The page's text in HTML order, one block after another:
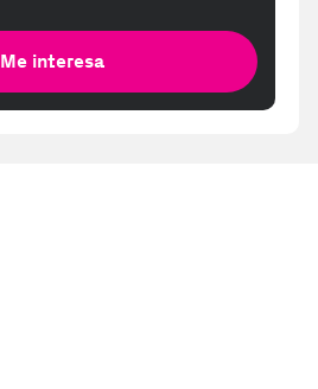
Me interesa